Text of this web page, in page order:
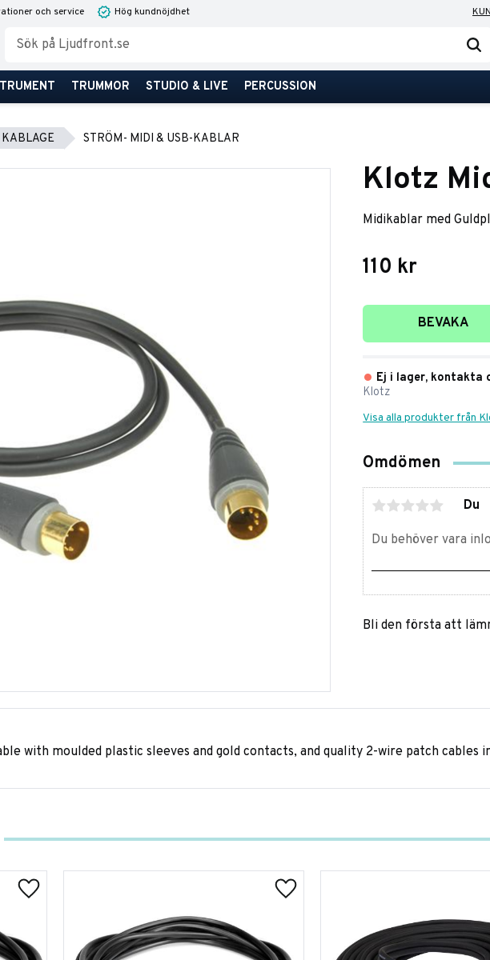
och service Hög kundnöjdhet
TRUMMOR STUDIO & LIVE PERCUSSION
KABLAGE STRÖM- MIDI & USB-KABLAR
Klotz
Midikablar med
110 kr
Lägg till i
BEVAKA
Ej i lager, kontakta
Klotz
Visa alla produkter från
Omdömen
Du
Bli den första att
with moulded plastic sleeves and gold contacts, and quality 2-wire patch cables